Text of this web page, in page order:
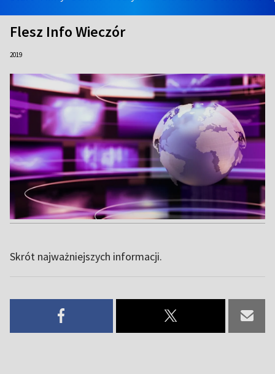
Flesz Info Wieczór
2019
Skrót najważniejszych informacji.